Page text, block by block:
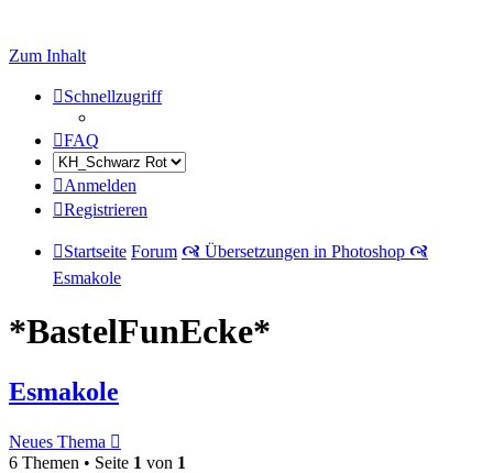
Zum Inhalt
Schnellzugriff
FAQ
Anmelden
Registrieren
Startseite Forum 🙧 Übersetzungen in Photoshop 🙧
Esmakole
*BastelFunEcke*
Esmakole
Neues Thema
6 Themen • Seite 1 von 1